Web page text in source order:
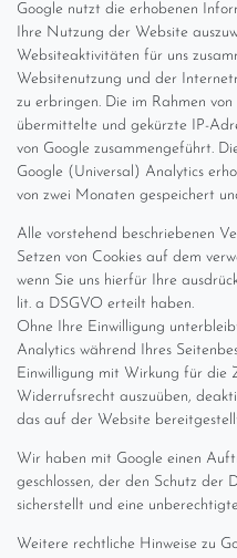
Google nutzt die erhobenen
Ihre Nutzung der Website
Websiteaktivitäten für uns
Websitenutzung und der
zu erbringen. Die im Rahmen
übermittelte und gekürzte IP-
von Google zusammengeführt.
Google (Universal) Analytics
von zwei Monaten gespeichert
Alle vorstehend beschriebenen
Setzen von Cookies auf dem
wenn Sie uns hierfür Ihre
lit. a DSGVO erteilt haben.
Ohne Ihre Einwilligung
Analytics während Ihres
Einwilligung mit Wirkung für die
Widerrufsrecht auszuüben,
das auf der Website
Wir haben mit Google einen
geschlossen, der den Schutz der
sicherstellt und eine
Weitere rechtliche Hinweise zu